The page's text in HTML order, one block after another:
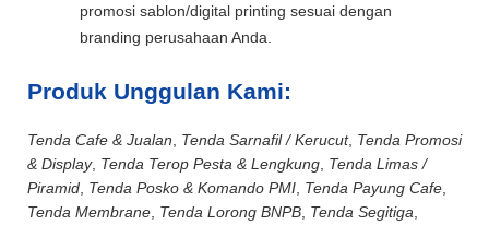
promosi sablon/digital printing sesuai dengan
branding perusahaan Anda.
Produk Unggulan Kami:
Tenda Cafe & Jualan Tenda Sarnafil / Kerucut, Tenda Promosi
& Display, Tenda Terop Pesta & Lengkung Tenda Limas /
Piramid Tenda Posko & Komando PMI Tenda Payung Cafe
Tenda Membrane Tenda Lorong BNPB Tenda Segitiga